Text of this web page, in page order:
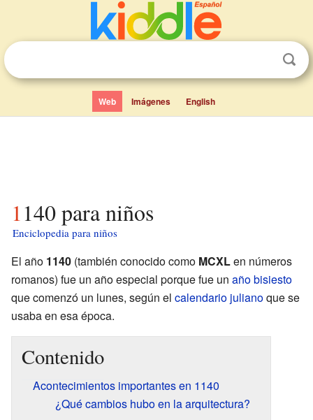
Web Imágenes English
1140 para niños
Enciclopedia para niños
El año 1140 (también conocido como MCXLen números
romanos) fue un año especial porque fue un año bisiesto
que comenzó un lunes, según el calendario julianoque se
usaba en esa época.
Contenido
Acontecimientos importantes en 1140
¿Qué cambios hubo en la arquitectura?